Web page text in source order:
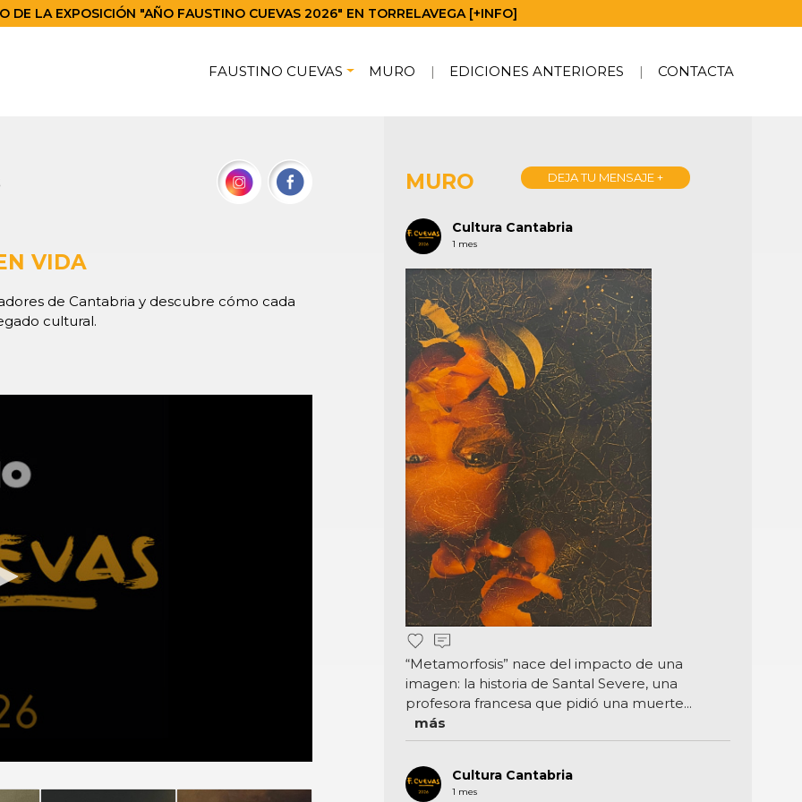
DE LA EXPOSICIÓN "AÑO FAUSTINO CUEVAS 2026" EN TORRELAVEGA [+INFO]
FAUSTINO CUEVAS MURO EDICIONES ANTERIORES CONTACTA
VIDA
de Cantabria y descubre cómo cada
cultural.
MURO DEJA TU MENSAJE +
Cultura Cantabria
1 mes
“Metamorfosis” nace del impacto de una
imagen: la historia de Santal Severe, una
profesora francesa que pidió una muerte...
más
Cultura Cantabria
1 mes